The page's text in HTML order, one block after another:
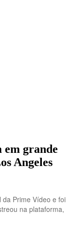
em grande
Angeles
da Prime Vídeo e foi
na plataforma,